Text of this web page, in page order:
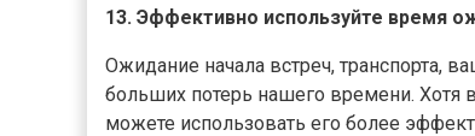
13. Эффективно используйте время
Ожидание начала встреч, транспорта,
больших потерь нашего времени. Хотя
можете использовать его более